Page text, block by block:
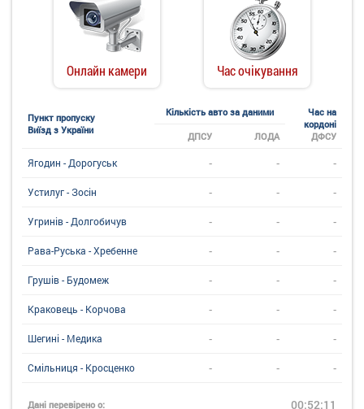
Онлайн камери Час очікування
Пункт пропуску
Виїзд з України
Кількість авто за даними
Час на
кордоні
ДФСУ
ДПСУ ЛОДА
Ягодин - Дорогуськ - - -
Устилуг - Зосін - - -
Угринiв - Долгобичув - - -
Рава-Руська - Хребенне - - -
Грушів - Будомеж - - -
Краковець - Корчова - - -
Шегині - Медика - - -
Смільниця - Кросценко - - -
Дані перевірено о: 00:52:11